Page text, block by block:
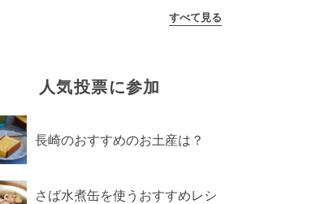
すべて見る
人気投票に参加
長崎のおすすめのお土産は？
さば水煮缶を使うおすすめレシ